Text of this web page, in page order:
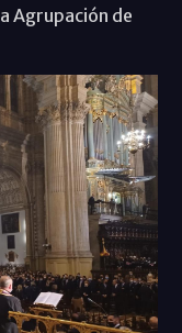
Agrupación de